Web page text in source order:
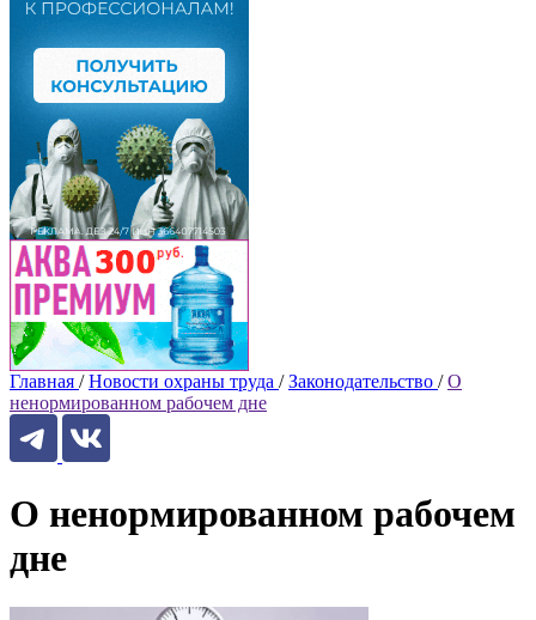
Главная / Новости охраны труда / Законодательство / О
ненормированном рабочем дне
О ненормированном рабочем
дне